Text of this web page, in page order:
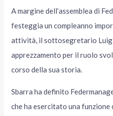
A margine dell’assemblea di
festeggia un compleanno
attività, il sottosegretario Luigi
apprezzamento per il ruolo
corso della sua storia.
Sbarra ha definito
che ha esercitato una